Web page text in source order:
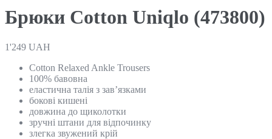
Брюки Cotton Uniqlo (473800)
1'249 UAH
Cotton Relaxed Ankle Trousers
100% бавовна
еластична талія з зав’язками
бокові кишені
довжина до щиколотки
зручні штани для відпочинку
злегка звужений крій